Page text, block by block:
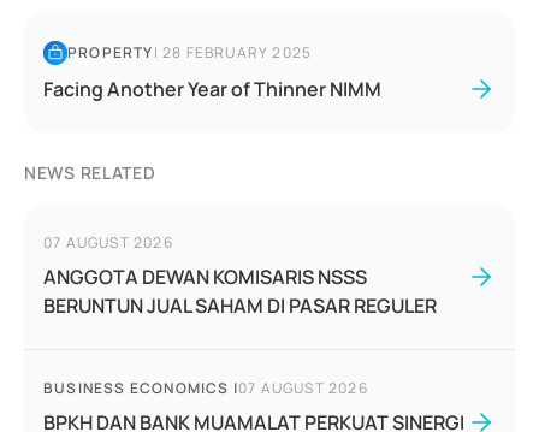
PROPERTY|28 FEBRUARY 2025
Facing Another Year of Thinner NIMM
NEWS RELATED
07 AUGUST 2026
ANGGOTA DEWAN KOMISARIS NSSS
BERUNTUN JUAL SAHAM DI PASAR REGULER
BUSINESS ECONOMICS |07 AUGUST 2026
BPKH DAN BANK MUAMALAT PERKUAT SINERGI